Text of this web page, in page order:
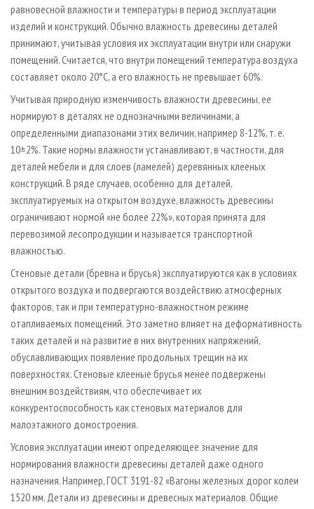
равновесной влажности и температуры в период эксплуатации
изделий и конструкций. Обычно влажность древесины деталей
принимают, учитывая условия их эксплуатации внутри или снаружи
помещений. Считается, что внутри помещений температура воздуха
составляет около 20°С, а его влажность не превышает 60%.
Учитывая природную изменчивость влажности древесины, ее
нормируют в деталях не однозначными величинами, а
определенными диапазонами этих величин, например 8-12%, т. е.
10±2%. Такие нормы влажности устанавливают, в частности, для
деталей мебели и для слоев (ламелей) деревянных клееных
конструкций. В ряде случаев, особенно для деталей,
эксплуатируемых на открытом воздухе, влажность древесины
ограничивают нормой «не более 22%», которая принята для
перевозимой лесопродукции и называется транспортной
влажностью.
Стеновые детали (бревна и брусья) эксплуатируются как в условиях
открытого воздуха и подвергаются воздействию атмосферных
факторов, так и при температурно­-влажностном режиме
отапливаемых помещений. Это заметно влияет на деформативность
таких деталей и на развитие в них внутренних напряжений,
обуславливающих появление продольных трещин на их
поверхностях. Стеновые клееные брусья менее подвержены
внешним воздействиям, что обеспечивает их
конкурентоспособность как стеновых материалов для
малоэтажного домостроения.
Условия эксплуатации имеют определяющее значение для
нормирования влажности древесины деталей даже одного
назначения. Например, ГОСТ 3191­-82 «Вагоны железных дорог колеи
1520 мм. Детали из древесины и древесных материалов. Общие